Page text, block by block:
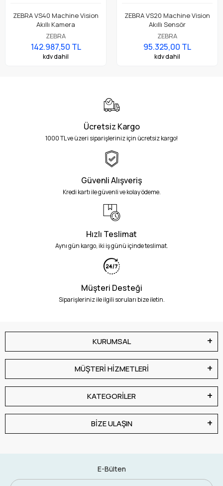
ZEBRA VS40 Machine Vision
Akıllı Kamera
ZEBRA
142.987,50 TL
kdv dahil
ZEBRA VS20 Machine Vision
Akıllı Sensör
ZEBRA
95.325,00 TL
kdv dahil
Ücretsiz Kargo
1000 TL ve üzeri siparişleriniz için ücretsiz kargo!
Güvenli Alışveriş
Kredi kartı ile güvenli ve kolay ödeme.
Hızlı Teslimat
Aynı gün kargo, iki iş günü içinde teslimat.
Müşteri Desteği
Siparişleriniz ile ilgili soruları bize iletin.
KURUMSAL
MÜŞTERİ HİZMETLERİ
KATEGORİLER
BİZE ULAŞIN
E-Bülten